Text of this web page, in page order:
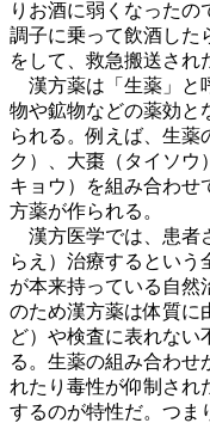
りお酒に弱くなったの
調子に乗って飲酒した
をして、救急搬送され
漢方薬は「生薬」と
物や鉱物などの薬効と
られる。例えば、生薬
ク）、大棗（タイソウ
キョウ）を組み合わせ
方薬が作られる。
漢方医学では、患者
らえ）治療するという
が本来持っている自然
のため漢方薬は体質に
ど）や検査に表れない
る。生薬の組み合わせ
れたり毒性が仰制され
するのが特性だ。つま